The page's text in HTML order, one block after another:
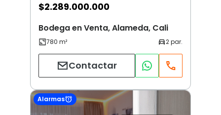
$2.289.000.000
Bodega en Venta, Alameda, Cali
Contactar
Alarmas